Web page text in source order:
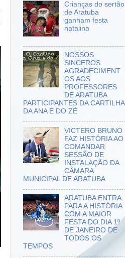
Crianças do sertão
de Aratuba
ganham festa
natalina
NOSSOS
SINCEROS
AGRADECIMENT
OS AOS
PROFESSORES
DE ARATUBA
PARTICIPANTES DA CARTILHA
DA ANA E DO ZÉ
VICTERO BRUNO
FAZ HISTÓRIA AO
COMANDAR
SESSÃO DE
INSTALAÇÃO DA
CÂMARA
MUNICIPAL DE ARATUBA
ARATUBA ENTRA
PARA A HISTÓRIA
COM A MAIOR
FESTA DO DIA 1º
DE JANEIRO DE
TODOS OS
TEMPOS